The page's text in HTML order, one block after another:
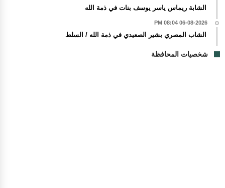
الشابة ريماس ياسر يوسف بنات في ذمة الله
06-08-2026 08:04 PM
الشاب المصري بشير الصعيدي في ذمة الله / السلط
شخصيات المحافظة